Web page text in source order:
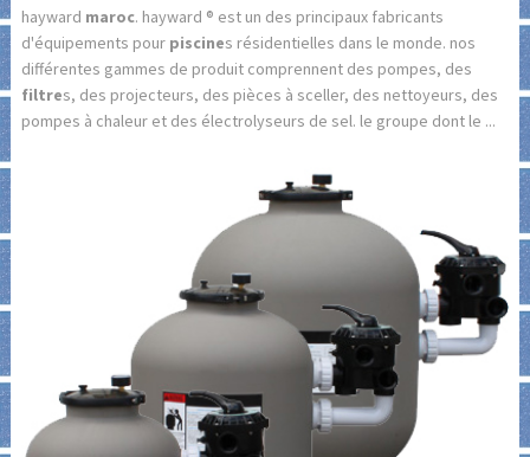
hayward maroc. hayward ® est un des principaux fabricants
d'équipements pour piscines résidentielles dans le monde. nos
différentes gammes de produit comprennent des pompes, des
filtres, des projecteurs, des pièces à sceller, des nettoyeurs, des
pompes à chaleur et des électrolyseurs de sel. le groupe dont le ...